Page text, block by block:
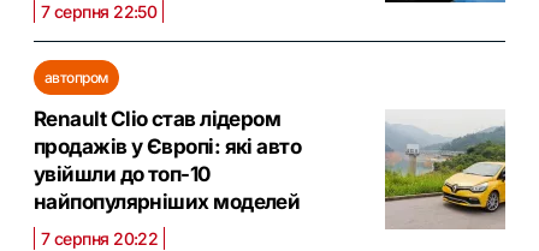
7 серпня 22:50
автопром
Renault Clio став лідером
продажів у Європі: які авто
увійшли до топ-10
найпопулярніших моделей
7 серпня 20:22